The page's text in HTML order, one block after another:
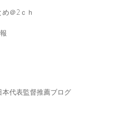
＠2ｃｈ
代表監督推薦ブログ